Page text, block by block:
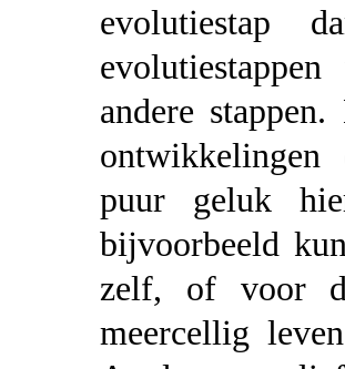
evolutiestap
andere
puur geluk
bijvoorbeeld
zelf, of voor
meercellig